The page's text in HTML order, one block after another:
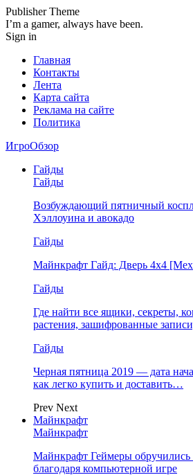
Publisher Theme
I’m a gamer, always have been.
Sign in
Главная
Контакты
Лента
Карта сайта
Реклама на сайте
Политика
ИгроОбзор
Гайды
Гайды
Возбуждающий пятничный
Хэллоуина и авокадо
Гайды
Майнкрафт Гайд: Дверь 4х4
Гайды
Где найти все ящики, секреты,
растения, зашифрованные
Гайды
Черная пятница 2019 — дата
как легко купить и доставить…
Prev Next
Майнкрафт
Майнкрафт
Майнкрафт Геймеры обручились
благодаря компьютерной игре